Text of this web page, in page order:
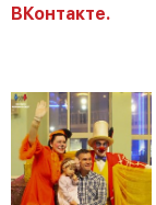
ВКонтакте.